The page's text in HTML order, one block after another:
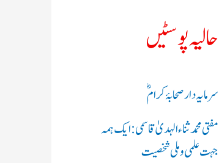
ر
ں
:
حالیہ پوسٹیں
سرمایہ دار صحابۂ کرامؓ
مفتی محمد ثناء الہدیٰ قاسمی: ایک ہمہ
جہت علمی و ملی شخصیت